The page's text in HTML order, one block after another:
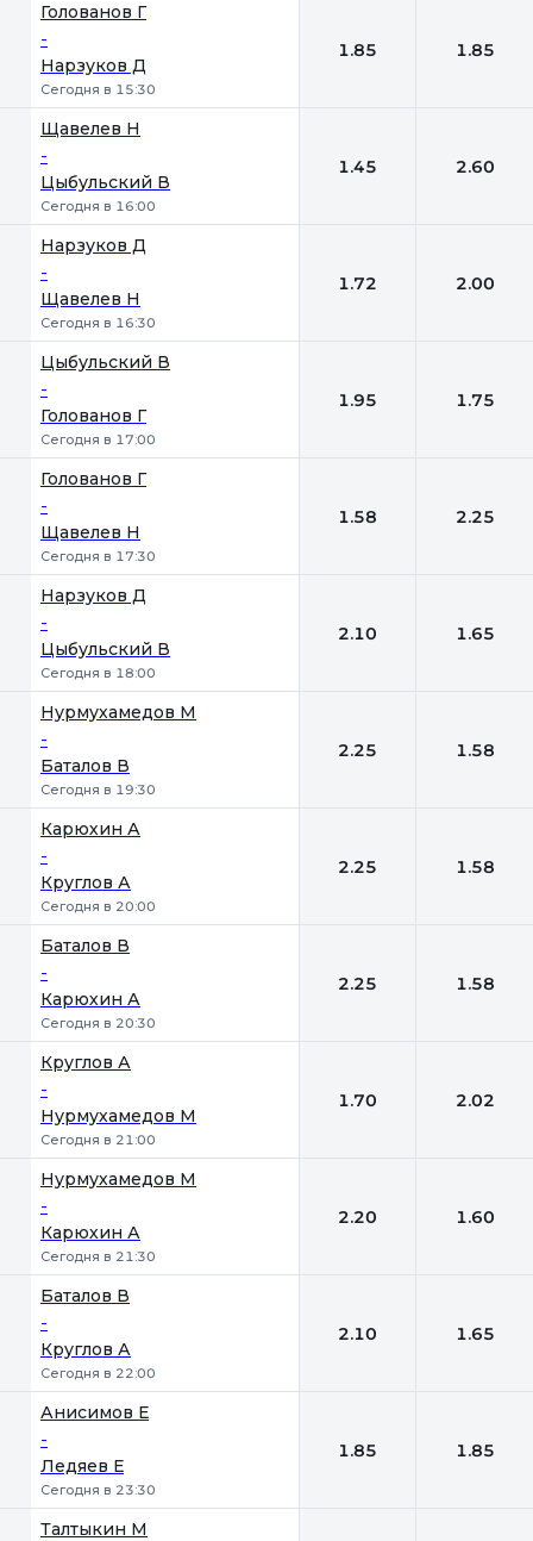
Голованов Г
-
Нарзуков Д
Сегодня в 15:30
1.85 1.85
Щавелев Н
-
Цыбульский В
Сегодня в 16:00
1.45 2.60
Нарзуков Д
-
Щавелев Н
Сегодня в 16:30
1.72 2.00
Цыбульский В
-
Голованов Г
Сегодня в 17:00
1.95 1.75
Голованов Г
-
Щавелев Н
Сегодня в 17:30
1.58 2.25
Нарзуков Д
-
Цыбульский В
Сегодня в 18:00
2.10 1.65
Нурмухамедов М
-
Баталов В
Сегодня в 19:30
2.25 1.58
Карюхин А
-
Круглов А
Сегодня в 20:00
2.25 1.58
Баталов В
-
Карюхин А
Сегодня в 20:30
2.25 1.58
Круглов А
-
Нурмухамедов М
Сегодня в 21:00
1.70 2.02
Нурмухамедов М
-
Карюхин А
Сегодня в 21:30
2.20 1.60
Баталов В
-
Круглов А
Сегодня в 22:00
2.10 1.65
Анисимов Е
-
Ледяев Е
Сегодня в 23:30
1.85 1.85
Талтыкин М